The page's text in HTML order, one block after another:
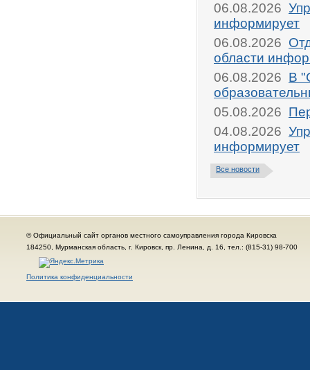
06.08.2026
информирует
06.08.2026
области
06.08.2026 В
05.08.2026
04.08.2026
информирует
Все новости
© Официальный сайт органов местного самоуправления города Кировска
184250, Мурманская область, г. Кировск, пр. Ленина, д. 16, тел.: (815-31) 98-700
Политика конфиденциальности